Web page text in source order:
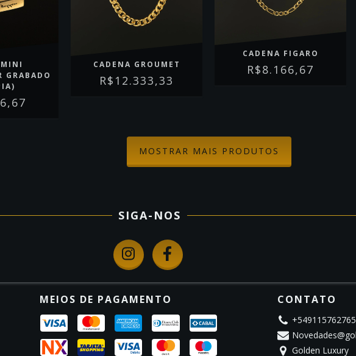
GRABADO
CADENA GROUMET
R$12.333,33
CADENA FIGARO
R$8.166,67
MOSTRAR MAIS PRODUTOS
SIGA-NOS
MEIOS DE PAGAMENTO CONTATO
Golden Luxury